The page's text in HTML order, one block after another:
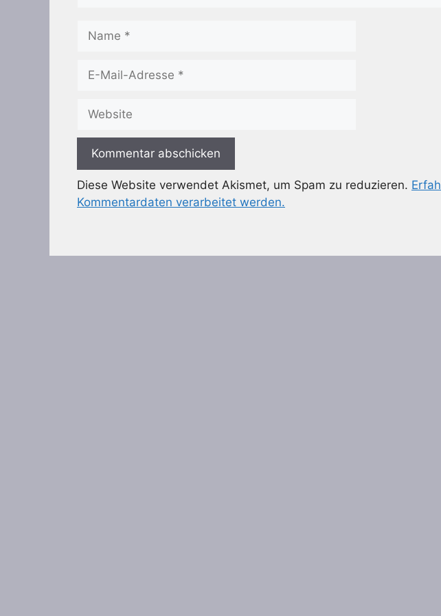
Mail-
Diese Website verwendet Akismet, um Spam zu reduzieren.
Kommentardaten verarbeitet werden.